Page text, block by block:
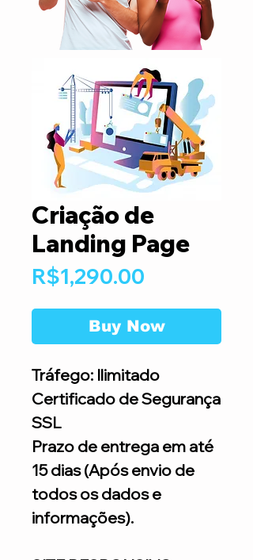
Criação de
Landing Page
R$1,290.00
Buy Now
Tráfego: Ilimitado
Certificado de Segurança
SSL
Prazo de entrega em até
15 dias (Após envio de
todos os dados e
informações).